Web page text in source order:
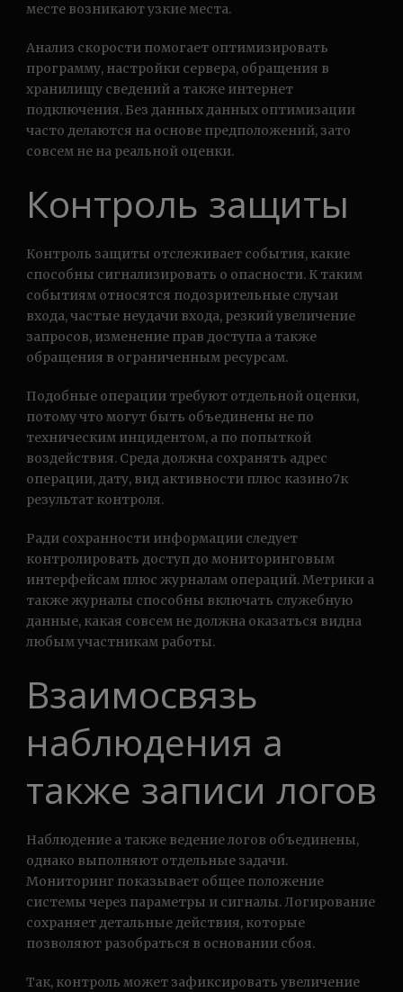
месте возникают узкие места.
Анализ скорости помогает оптимизировать
программу, настройки сервера, обращения в
хранилищу сведений а также интернет
подключения. Без данных данных оптимизации
часто делаются на основе предположений, зато
совсем не на реальной оценки.
Контроль защиты
Контроль защиты отслеживает события, какие
способны сигнализировать о опасности. К таким
событиям относятся подозрительные случаи
входа, частые неудачи входа, резкий увеличение
запросов, изменение прав доступа а также
обращения в ограниченным ресурсам.
Подобные операции требуют отдельной оценки,
потому что могут быть объединены не по
техническим инцидентом, а по попыткой
воздействия. Среда должна сохранять адрес
операции, дату, вид активности плюс казино7к
результат контроля.
Ради сохранности информации следует
контролировать доступ до мониторинговым
интерфейсам плюс журналам операций. Метрики а
также журналы способны включать служебную
данные, какая совсем не должна оказаться видна
любым участникам работы.
Взаимосвязь
наблюдения а
также записи логов
Наблюдение а также ведение логов объединены,
однако выполняют отдельные задачи.
Мониторинг показывает общее положение
системы через параметры и сигналы. Логирование
сохраняет детальные действия, которые
позволяют разобраться в основании сбоя.
Так, контроль может зафиксировать увеличение